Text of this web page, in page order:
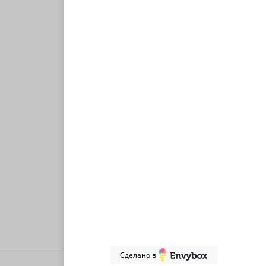
Сделано в JD-Buro
Сделано в